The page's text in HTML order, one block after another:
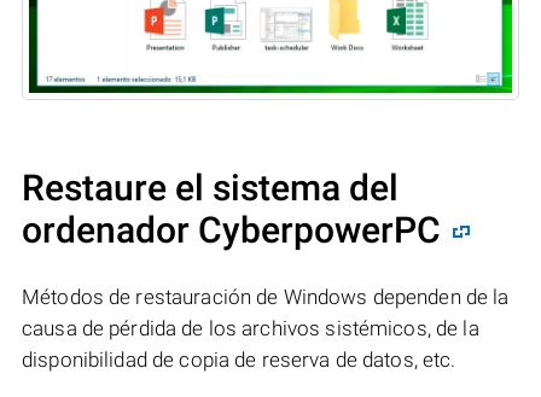
Restaure el sistema del
ordenador CyberpowerPC
Métodos de restauración de Windows dependen de la
causa de pérdida de los archivos sistémicos, de la
disponibilidad de copia de reserva de datos, etc.